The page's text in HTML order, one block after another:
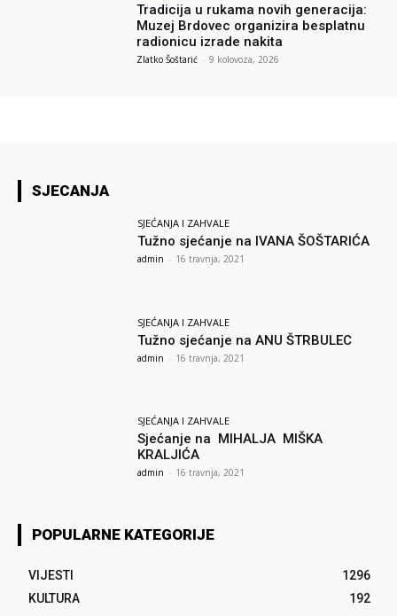
Tradicija u rukama novih generacija:
Muzej Brdovec organizira besplatnu
radionicu izrade nakita
Zlatko Šoštarić - 9 kolovoza, 2026
SJECANJA
SJEĆANJA I ZAHVALE
Tužno sjećanje na IVANA ŠOŠTARIĆA
admin - 16 travnja, 2021
SJEĆANJA I ZAHVALE
Tužno sjećanje na ANU ŠTRBULEC
admin - 16 travnja, 2021
SJEĆANJA I ZAHVALE
Sjećanje na MIHALJA MIŠKA
KRALJIĆA
admin - 16 travnja, 2021
POPULARNE KATEGORIJE
VIJESTI
1296
KULTURA
192